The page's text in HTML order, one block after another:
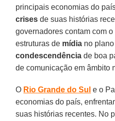
principais economias do
crises de suas histórias
governadores contam com
estruturas de mídia no
condescendência de boa
de comunicação em âmbito
O Rio Grande do Sul e o
economias do país,
suas histórias recentes. No